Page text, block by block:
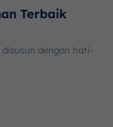
Terbaik
dengan hati-